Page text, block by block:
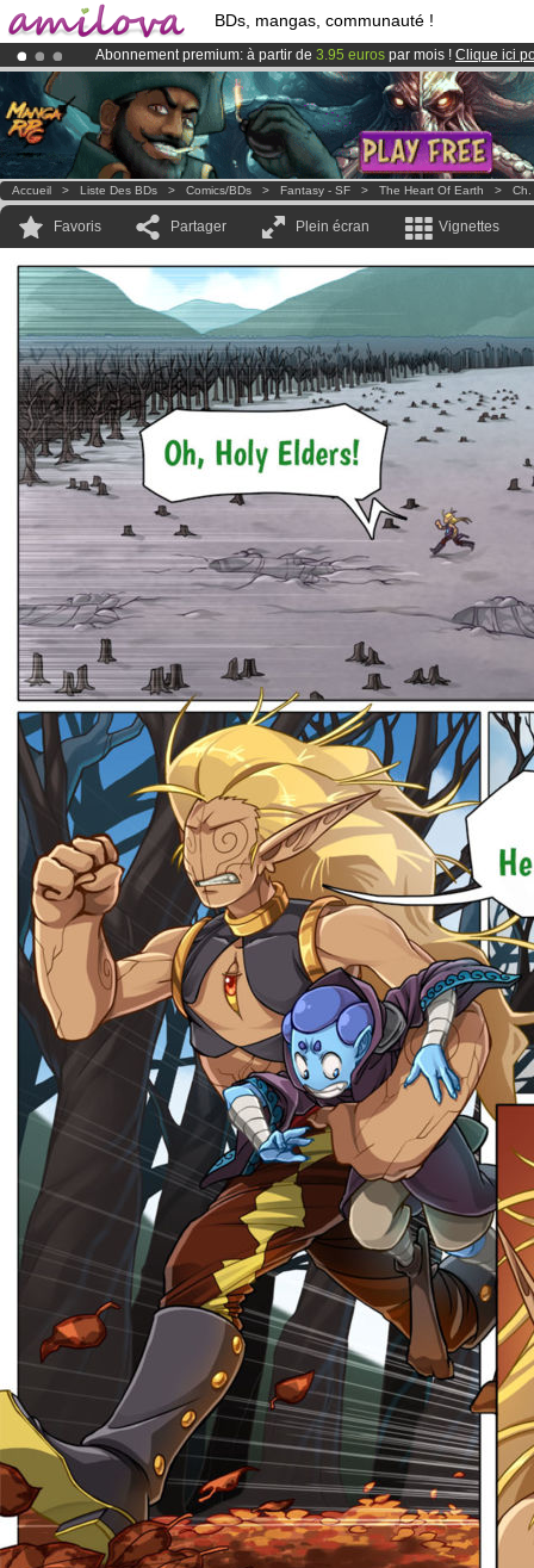
BDs, mangas, communauté !
Abonnement premium: à partir de 3.95 euros par mois ! Clique ici
Déjà 134393membreset 1208BDs & Mangas!
LeKickstarter Amilova est désormais lancé
Accueil > Liste Des BDs > Comics/BDs > Fantasy - SF > The Heart Of Earth > Ch.
Favoris Partager Plein écran Vignettes